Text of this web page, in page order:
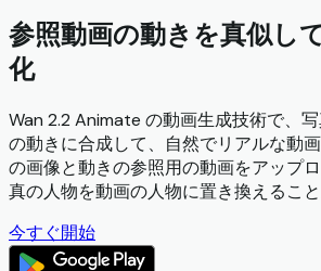
参照動画の動きを真似し
化
Wan 2.2 Animate の動画生成技術で、
の動きに合成して、自然でリアルな動
の画像と動きの参照用の動画をアップ
真の人物を動画の人物に置き換えること
今すぐ開始